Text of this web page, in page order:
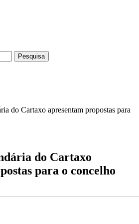
do Cartaxo apresentam propostas para
do Cartaxo
para o concelho